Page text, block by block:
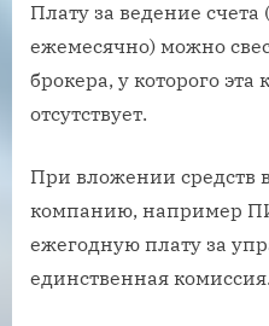
Плату за ведение
ежемесячно) можно
брокера, у которого
отсутствует.
При вложении средств
компанию, например
ежегодную плату за
единственная комиссия.